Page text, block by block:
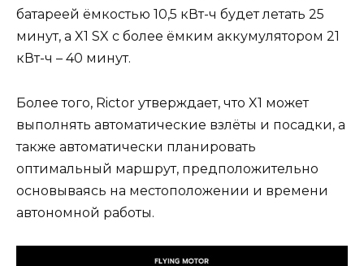
батареей ёмкостью 10,5 кВт-ч будет летать 25
минут, а X1 SX с более ёмким аккумулятором 21
кВт-ч – 40 минут.
Более того, Rictor утверждает, что X1 может
выполнять автоматические взлёты и посадки, а
также автоматически планировать
оптимальный маршрут, предположительно
основываясь на местоположении и времени
автономной работы.